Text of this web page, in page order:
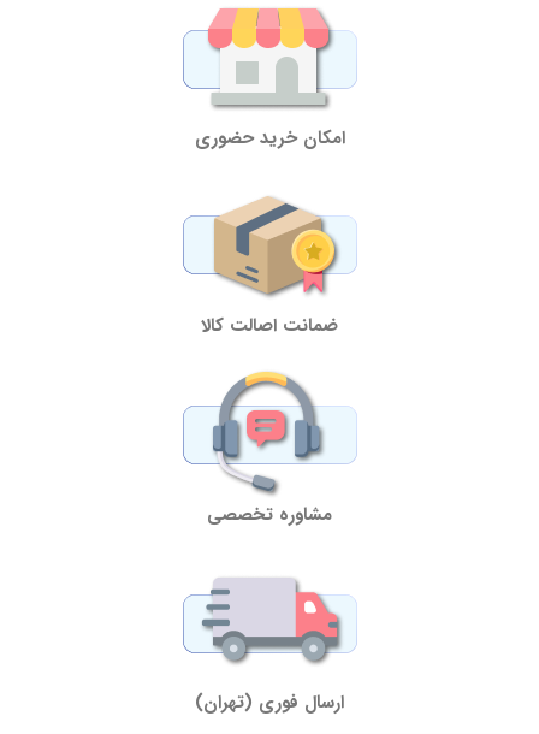
امکان خرید حضوری
ضمانت اصالت کالا
مشاوره تخصصی
ارسال فوری (تهران)